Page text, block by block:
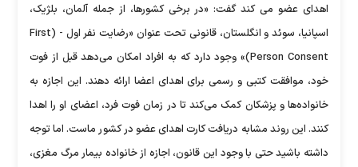
اهدای عضو می کند گفت: «در برخی کشورها، از جمله آلمان، بلژیک،
اسپانیا، سوئد و انگلستان، قانونی تحت عنوان «رضایت نفر اول - (First
Person Consent)» وجود دارد که به افراد امکان می‌دهد قبل از فوت
خود، موافقت کتبی و رسمی برای اهدای اعضا ارائه دهند. این اجازه به
خانواده‌ها و پزشکان کمک می‌کند تا در زمان فوت فرد، اعضای او را اهدا
کنند. این روند مشابه دریافت کارت اهدای عضو در کشور ماست. اما توجه
داشته باشید حتی با وجود این قانون، اجازه از خانواده بیمار مرگ مغزی،